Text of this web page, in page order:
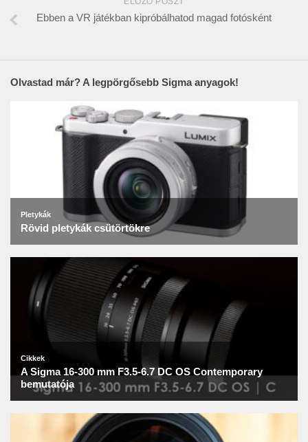
Ebben a VR játékban kipróbálhatod magad fotósként
Olvastad már? A legpörgősebb Sigma anyagok!